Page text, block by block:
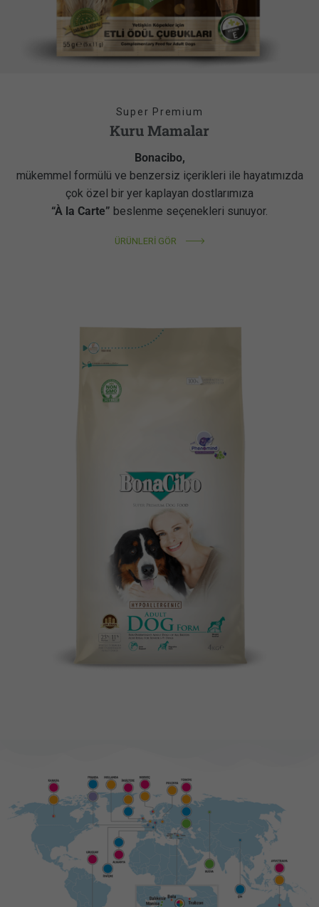
Super Premium
Kuru Mamalar
Bonacibo,
mükemmel formülü ve benzersiz içerikleri ile hayatımızda
çok özel bir yer kaplayan dostlarımıza
“À la Carte” beslenme seçenekleri sunuyor.
ÜRÜNLERİ GÖR